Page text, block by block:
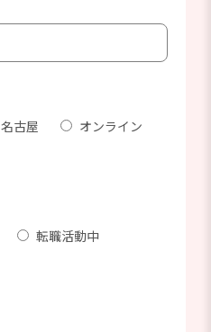
名古屋 オンライン
転職活動中